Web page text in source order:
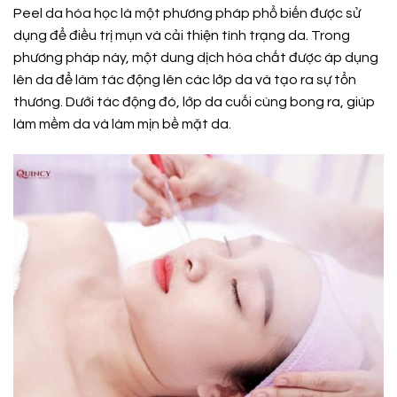
Peel da hóa học là một phương pháp phổ biến được sử
dụng để điều trị mụn và cải thiện tình trạng da. Trong
phương pháp này, một dung dịch hóa chất được áp dụng
lên da để làm tác động lên các lớp da và tạo ra sự tổn
thương. Dưới tác động đó, lớp da cuối cùng bong ra, giúp
làm mềm da và làm mịn bề mặt da.